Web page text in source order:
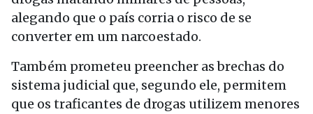
alegando que o país corria o risco de se
converter em um narcoestado.
Também prometeu preencher as brechas do
sistema judicial que, segundo ele, permitem
que os traficantes de drogas utilizem menores